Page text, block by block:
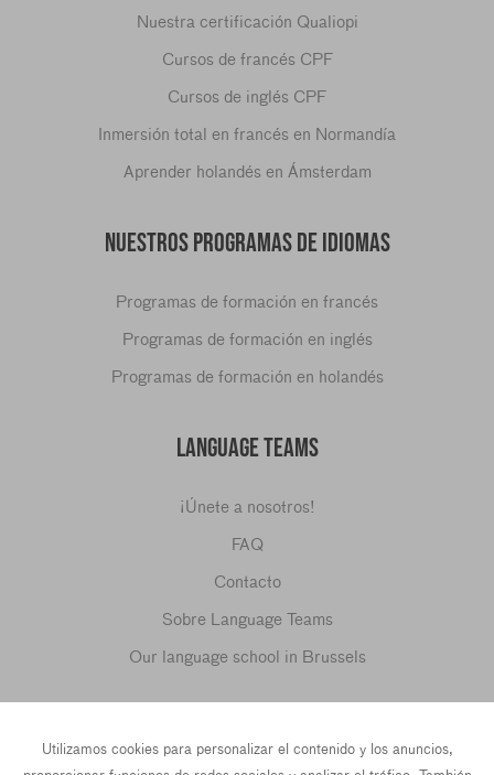
Utilizamos cookies para personalizar el contenido y los anuncios,
Nuestra certificación Qualiopi
Cursos de francés CPF
Cursos de inglés CPF
Inmersión total en francés en Normandía
Aprender holandés en Ámsterdam
NUESTROS PROGRAMAS DE IDIOMAS
Programas de formación en francés
Programas de formación en inglés
Programas de formación en holandés
LANGUAGE TEAMS
¡Únete a nosotros!
FAQ
Contacto
Sobre Language Teams
Our language school in Brussels